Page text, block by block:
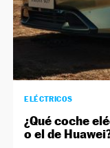
ELÉCTRICOS
¿Qué coche
o el de